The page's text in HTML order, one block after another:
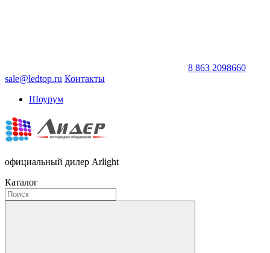
8 863 2098660
sale@ledtop.ru Контакты
Шоурум
официальный дилер Arlight
Каталог